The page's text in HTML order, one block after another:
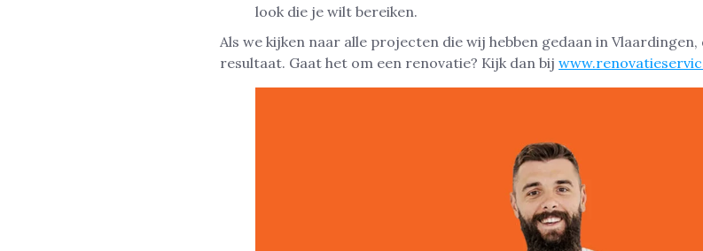
look die je wilt bereiken.
Als we kijken naar alle projecten die wij hebben gedaan in
resultaat. Gaat het om een renovatie? Kijk dan bij